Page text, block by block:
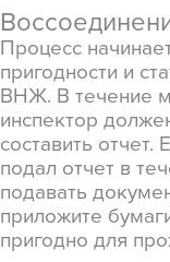
Процесс
пригодности и
ВНЖ. В течение
инспектор
составить
подал отчет в
подавать
приложите
пригодно для